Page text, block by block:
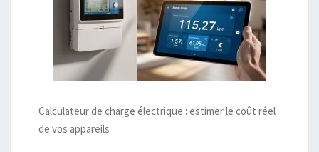
Calculateur de charge électrique : estimer le coût réel
de vos appareils